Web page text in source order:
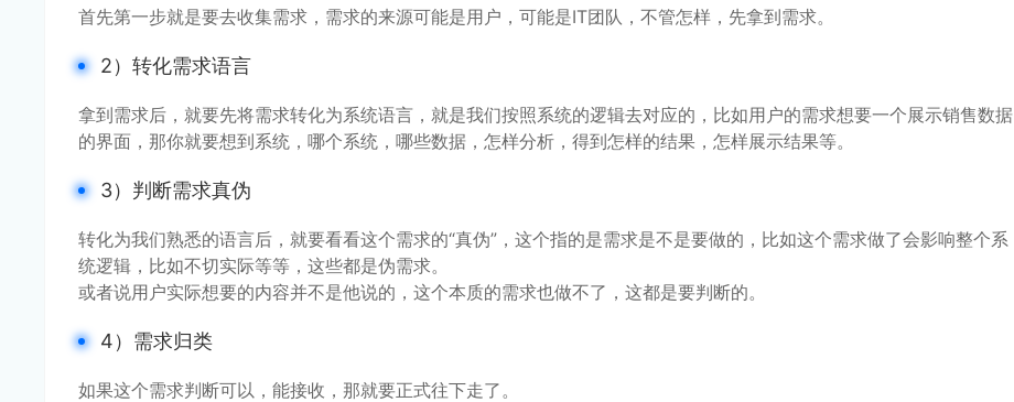
首先第一步就是要去收集需求，需求的来源可能是用户，可能是IT团队，不管怎样，先拿到需求。
2）转化需求语言
拿到需求后，就要先将需求转化为系统语言，就是我们按照系统的逻辑去对应的，比如用户的需求想要一个展示销售数据
的界面，那你就要想到系统，哪个系统，哪些数据，怎样分析，得到怎样的结果，怎样展示结果等。
3）判断需求真伪
转化为我们熟悉的语言后，就要看看这个需求的“真伪”，这个指的是需求是不是要做的，比如这个需求做了会影响整个系
统逻辑，比如不切实际等等，这些都是伪需求。
或者说用户实际想要的内容并不是他说的，这个本质的需求也做不了，这都是要判断的。
4）需求归类
如果这个需求判断可以，能接收，那就要正式往下走了。